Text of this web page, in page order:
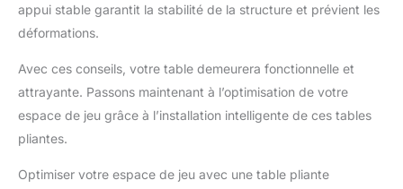
appui stable garantit la stabilité de la structure et prévient les
déformations.
Avec ces conseils, votre table demeurera fonctionnelle et
attrayante. Passons maintenant à l’optimisation de votre
espace de jeu grâce à l’installation intelligente de ces tables
pliantes.
Optimiser votre espace de jeu avec une table pliante